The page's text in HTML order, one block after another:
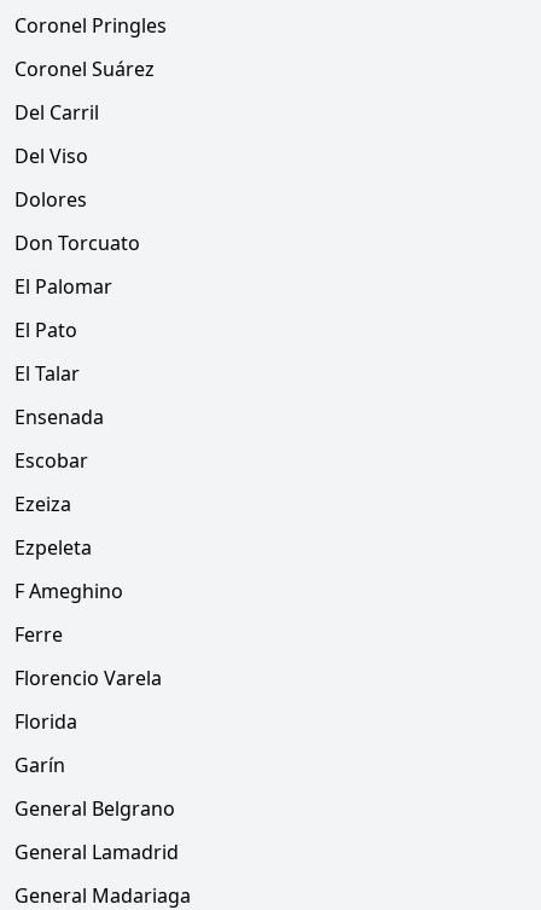
Coronel Pringles
Coronel Suárez
Del Carril
Del Viso
Dolores
Don Torcuato
El Palomar
El Pato
El Talar
Ensenada
Escobar
Ezeiza
Ezpeleta
F Ameghino
Ferre
Florencio Varela
Florida
Garín
General Belgrano
General Lamadrid
General Madariaga